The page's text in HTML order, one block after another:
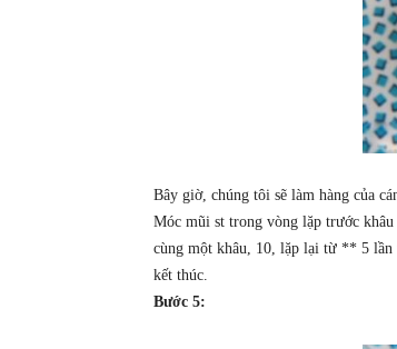
Bây giờ, chúng tôi sẽ làm hàng của
Móc mũi st trong vòng lặp trước
cùng một khâu, 10, lặp lại từ ** 5 lần
kết thúc.
Bước 5: